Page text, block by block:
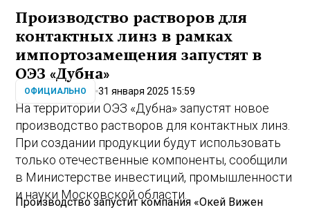
Производство растворов для
контактных линз в рамках
импортозамещения запустят в
ОЭЗ «Дубна»
ОФИЦИАЛЬНО 31 января 2025 15:59
На территории ОЭЗ «Дубна» запустят новое
производство растворов для контактных линз.
При создании продукции будут использовать
только отечественные компоненты, сообщили
в Министерстве инвестиций, промышленности
и науки Московской области.
Производство запустит компания «Окей Вижен